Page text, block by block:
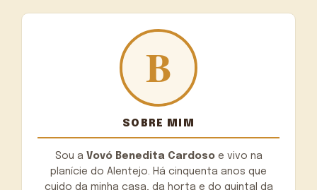
SOBRE MIM
Sou a Vovó Benedita Cardosoe vivo na
planície do Alentejo. Há cinquenta anos que
cuido da minha casa, da horta e do quintal da